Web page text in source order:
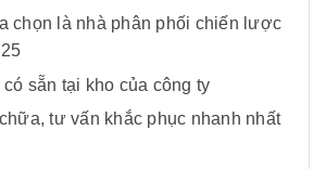
chọn là nhà phân phối chiến lược
sẵn tại kho của công ty
tư vấn khắc phục nhanh nhất